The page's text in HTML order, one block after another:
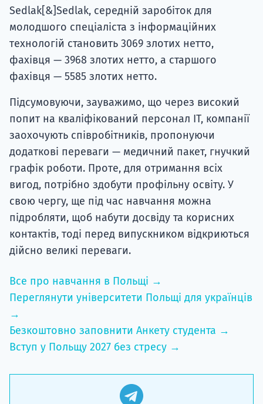
Sedlak[&]Sedlak, середній заробіток для
молодшого спеціаліста з інформаційних
технологій становить 3069 злотих нетто,
фахівця — 3968 злотих нетто, а старшого
фахівця — 5585 злотих нетто.
Підсумовуючи, зауважимо, що через високий
попит на кваліфікований персонал ІТ, компанії
заохочують співробітників, пропонуючи
додаткові переваги — медичний пакет, гнучкий
графік роботи. Проте, для отримання всіх
вигод, потрібно здобути профільну освіту. У
свою чергу, ще під час навчання можна
підробляти, щоб набути досвіду та корисних
контактів, тоді перед випускником відкриються
дійсно великі переваги.
Все про навчання в Польщі →
Переглянути університети Польщі для українців
→
Безкоштовно заповнити Анкету студента →
Вступ у Польщу 2027 без стресу →